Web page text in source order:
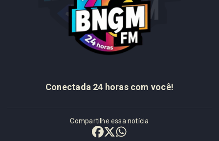
Conectada 24 horas com você!
Compartilhe essa notícia